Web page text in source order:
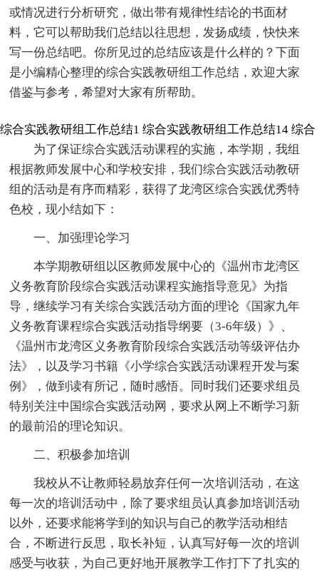
或情况进行分析研究，做出带有规律性结论的书面材
料，它可以帮助我们总结以往思想，发扬成绩，快快来
写一份总结吧。你所见过的总结应该是什么样的？下面
是小编精心整理的综合实践教研组工作总结，欢迎大家
借鉴与参考，希望对大家有所帮助。
综合实践教研组工作总结1
为了保证综合实践活动课程的实施，本学期，我组
根据教师发展中心和学校安排，我们综合实践活动教研
组的活动是有序而精彩，获得了龙湾区综合实践优秀特
色校，现小结如下：
一、加强理论学习
本学期教研组以区教师发展中心的《温州市龙湾区
义务教育阶段综合实践活动课程实施指导意见》为指
导，继续学习有关综合实践活动方面的理论《国家九年
义务教育课程综合实践活动指导纲要（3-6年级）》、
《温州市龙湾区义务教育阶段综合实践活动等级评估办
法》，以及学习书籍《小学综合实践活动课程开发与案
例》，做到读有所记，随时感悟。同时我们还要求组员
特别关注中国综合实践活动网，要求从网上不断学习新
的最前沿的理论知识。
二、积极参加培训
我校从不让教师轻易放弃任何一次培训活动，在这
每一次的培训活动中，除了要求组员认真参加培训活动
以外，还要求能将学到的知识与自己的教学活动相结
合，不断进行反思，取长补短，认真写好每一次的培训
感受与收获，为自己更好地开展教学工作打下了扎实的
综合实践教研组工作总结14 综合